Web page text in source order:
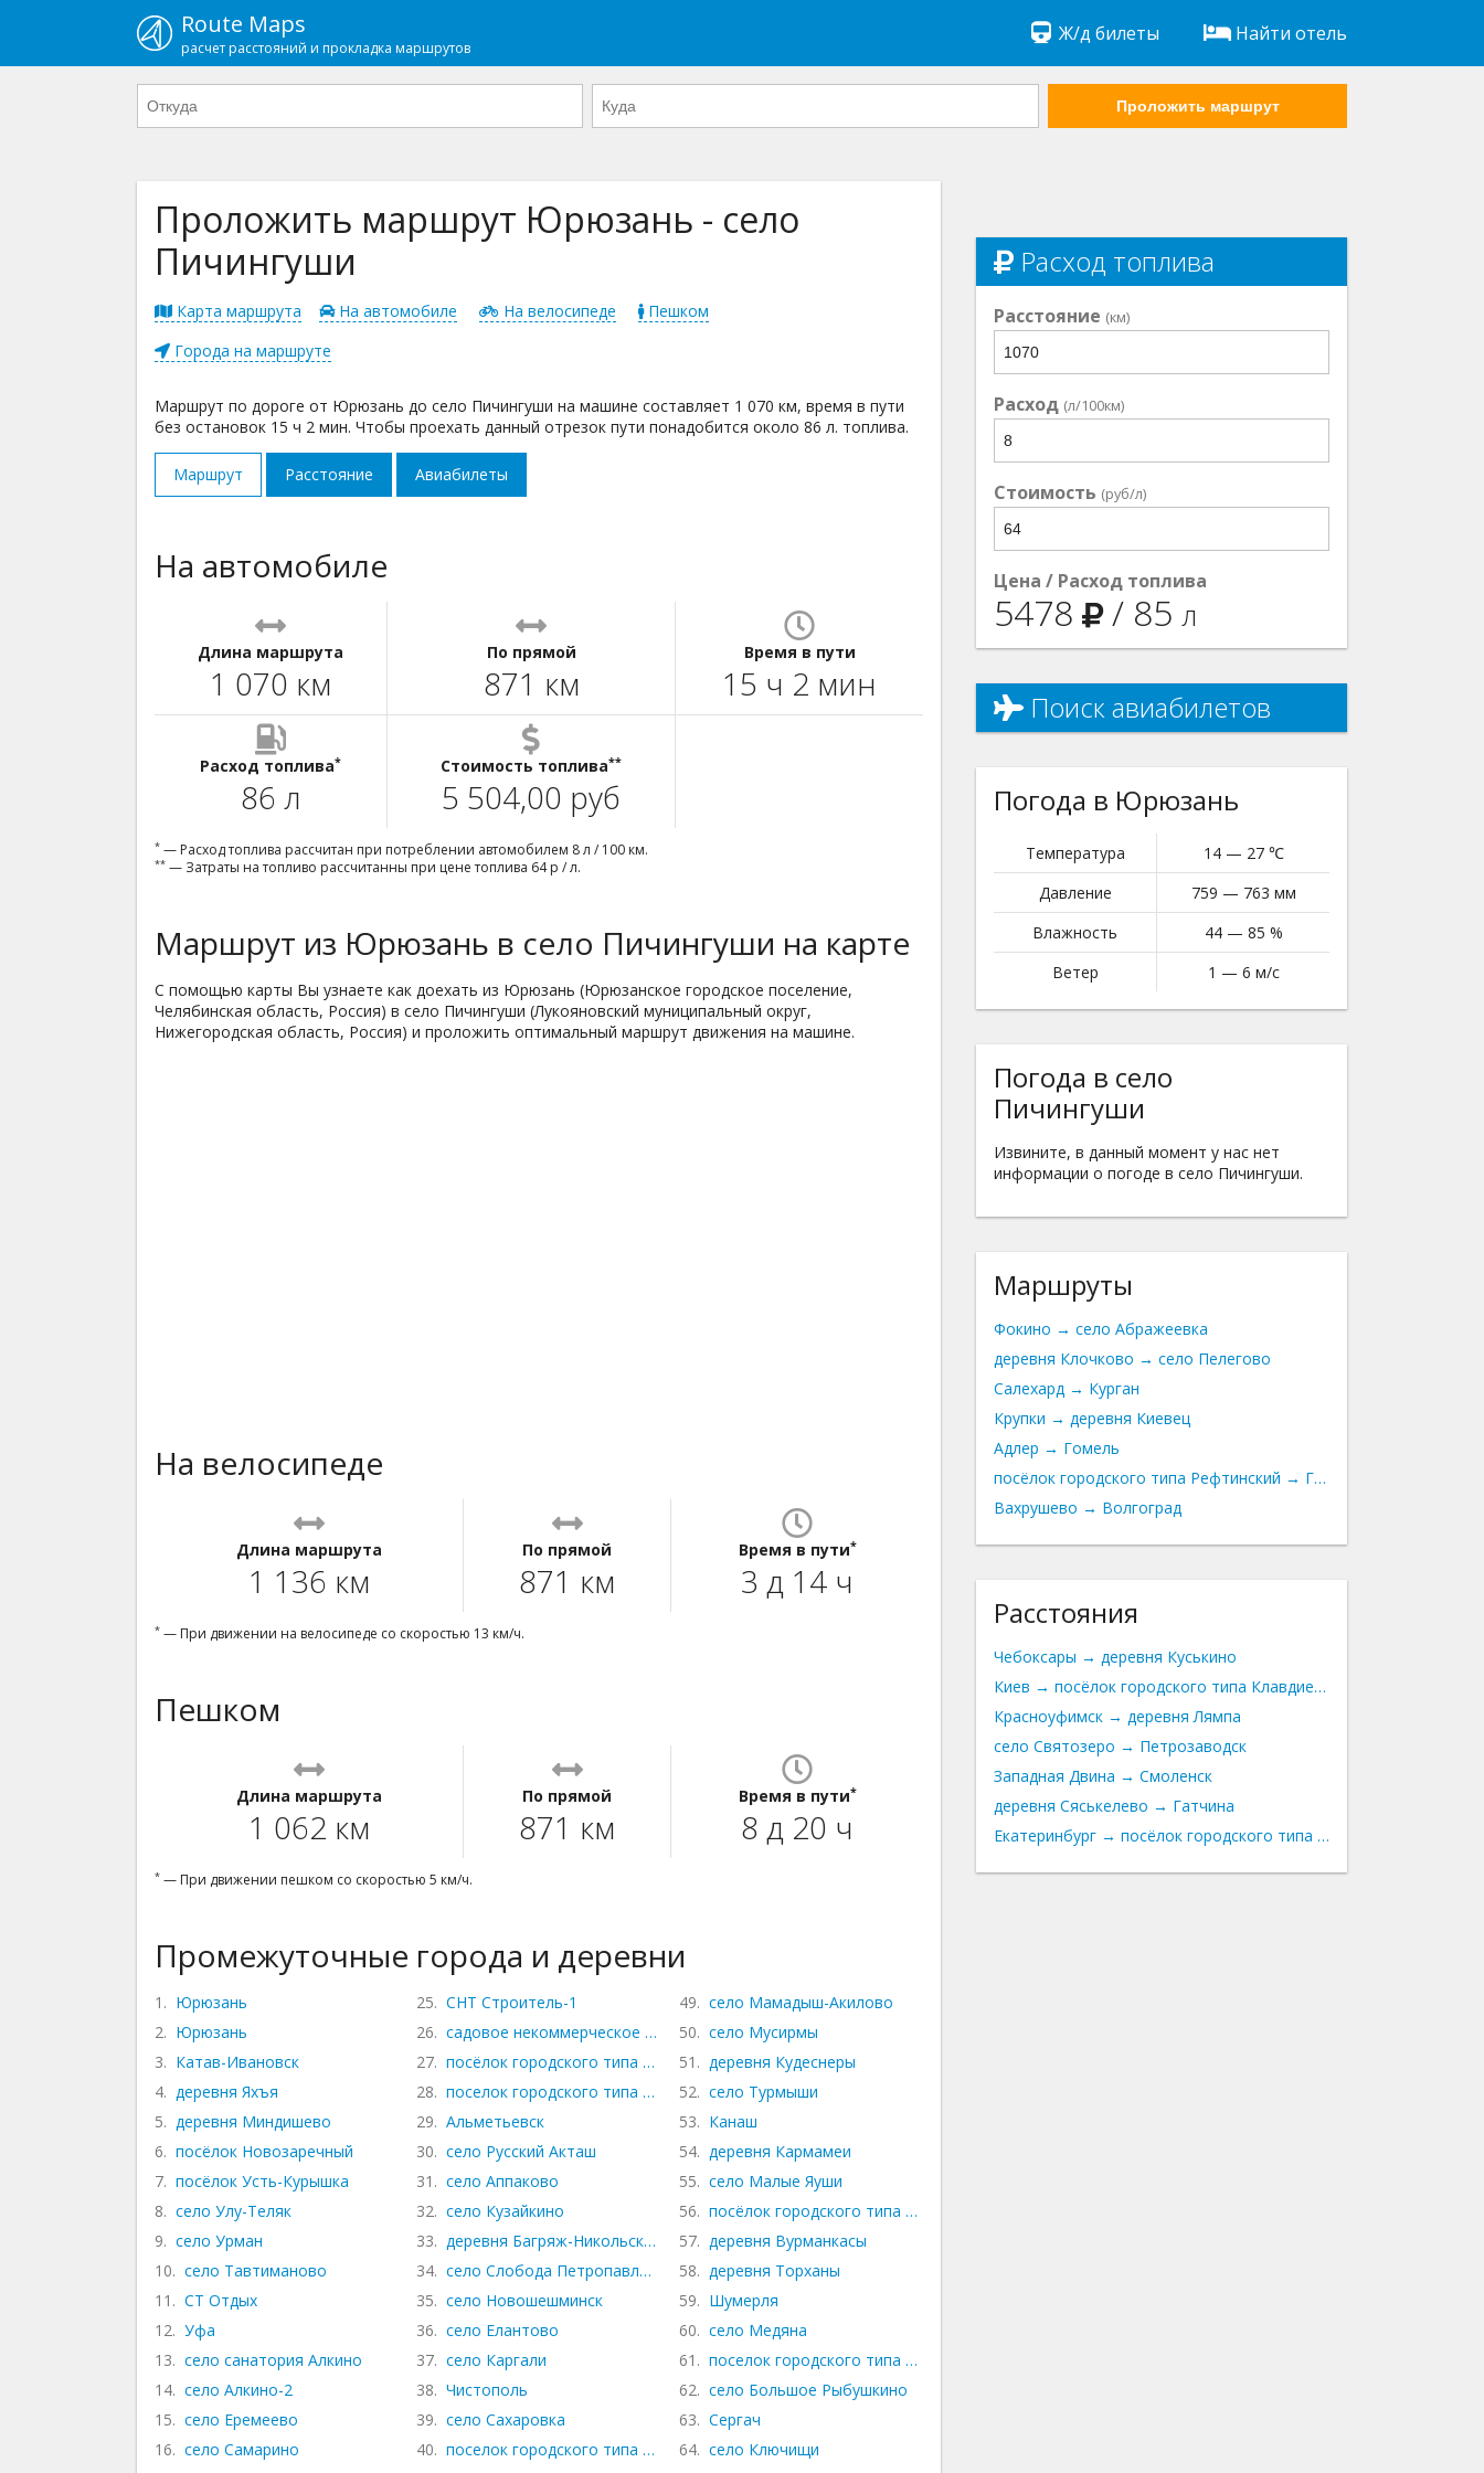
Route Maps
расчет расстояний и прокладка маршрутов
Ж/д билеты Найти отель
Проложить маршрут
Проложить маршрут Юрюзань - село
Пичингуши
Карта маршрута На автомобиле На велосипеде
Пешком
Города на маршруте
Маршрут по дороге от Юрюзань до село Пичингуши на машине составляет 1 070 км, время в пути
без остановок 15 ч 2 мин. Чтобы проехать данный отрезок пути понадобится около 86 л. топлива.
Маршрут Расстояние Авиабилеты
На автомобиле
Длина маршрута
1 070 км
По прямой
871 км
Время в пути
15 ч 2 мин
Расход топлива*
86 л
Стоимость топлива**
5 504,00 руб
* — Расход топлива рассчитан при потреблении автомобилем 8 л / 100 км.
** — Затраты на топливо рассчитанны при цене топлива 64 р / л.
Маршрут из Юрюзань в село Пичингуши на карте
С помощью карты Вы узнаете как доехать из Юрюзань (Юрюзанское городское поселение,
Челябинская область, Россия) в село Пичингуши (Лукояновский муниципальный округ,
Нижегородская область, Россия) и проложить оптимальный маршрут движения на машине.
На велосипеде
Длина маршрута
1 136 км
По прямой
871 км
Время в пути*
3 д 14 ч
* — При движении на велосипеде со скоростью 13 км/ч.
Пешком
Длина маршрута
1 062 км
По прямой
871 км
Время в пути*
8 д 20 ч
* — При движении пешком со скоростью 5 км/ч.
Промежуточные города и деревни
1. Юрюзань
2. Юрюзань
3. Катав-Ивановск
4. деревня Яхъя
5. деревня Миндишево
6. посёлок Новозаречный
7. посёлок Усть-Курышка
8. село Улу-Теляк
9. село Урман
10. село Тавтиманово
11. СТ Отдых
12. Уфа
13. село санатория Алкино
14. село Алкино-2
15. село Еремеево
16. село Самарино
25. СНТ Строитель-1
26. садовое некоммерческое товарищество Лесное
27. посёлок городского типа Актюбинский
28. поселок городского типа Джалиль
29. Альметьевск
30. село Русский Акташ
31. село Аппаково
32. село Кузайкино
33. деревня Багряж-Никольское
34. село Слобода Петропавловская
35. село Новошешминск
36. село Елантово
37. село Каргали
38. Чистополь
39. село Сахаровка
40. поселок городского типа Алексеевское
49. село Мамадыш-Акилово
50. село Мусирмы
51. деревня Кудеснеры
52. село Турмыши
53. Канаш
54. деревня Кармамеи
55. село Малые Яуши
56. посёлок городского типа Вурнары
57. деревня Вурманкасы
58. деревня Торханы
59. Шумерля
60. село Медяна
61. поселок городского типа Пильна
62. село Большое Рыбушкино
63. Сергач
64. село Ключищи
Расход топлива
Расстояние (км)
Расход (л/100км)
Стоимость (руб/л)
Цена / Расход топлива
5478 / 85 л
Поиск авиабилетов
Погода в Юрюзань
Температура
14 — 27 ℃
Давление
759 — 763 мм
Влажность
44 — 85 %
Ветер
1 — 6 м/с
Погода в село
Пичингуши
Извините, в данный момент у нас нет
информации о погоде в село Пичингуши.
Маршруты
Фокино → село Абражеевка
деревня Клочково → село Пелегово
Салехард → Курган
Крупки → деревня Киевец
Адлер → Гомель
посёлок городского типа Рефтинский → Геленджик
Вахрушево → Волгоград
Расстояния
Чебоксары → деревня Куськино
Киев → посёлок городского типа Клавдиево-Тарасово
Красноуфимск → деревня Лямпа
село Святозеро → Петрозаводск
Западная Двина → Смоленск
деревня Сяськелево → Гатчина
Екатеринбург → посёлок городского типа Ореанда